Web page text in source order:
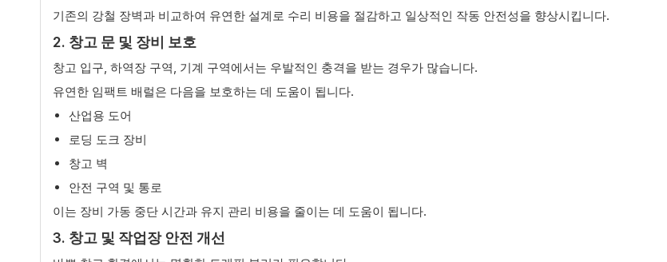
기존의 강철 장벽과 비교하여 유연한 설계로 수리 비용을 절감하고 일상적인 작동 안전성을 향상시킵니다.
2. 창고 문 및 장비 보호
창고 입구, 하역장 구역, 기계 구역에서는 우발적인 충격을 받는 경우가 많습니다.
유연한 임팩트 배럴은 다음을 보호하는 데 도움이 됩니다.
산업용 도어
로딩 도크 장비
창고 벽
안전 구역 및 통로
이는 장비 가동 중단 시간과 유지 관리 비용을 줄이는 데 도움이 됩니다.
3. 창고 및 작업장 안전 개선